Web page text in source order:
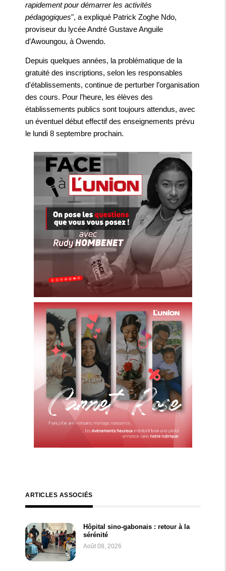
rapidement pour démarrer les activités
pédagogiques", a expliqué Patrick Zoghe Ndo,
proviseur du lycée André Gustave Anguile
d’Awoungou, à Owendo.
Depuis quelques années, la problématique de la
gratuité des inscriptions, selon les responsables
d'établissements, continue de perturber l’organisation
des cours. Pour l’heure, les élèves des
établissements publics sont toujours attendus, avec
un éventuel début effectif des enseignements prévu
le lundi 8 septembre prochain.
ARTICLES ASSOCIÉS
Hôpital sino-gabonais : retour à la
sérénité
Août 08, 2026